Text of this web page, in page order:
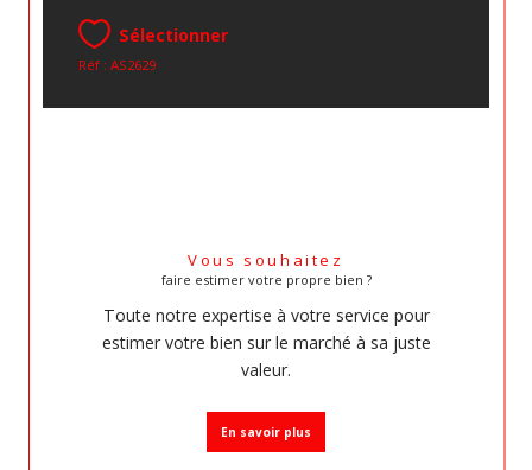
Sélectionner
Réf : AS2629
Vous souhaitez
faire estimer votre propre bien ?
Toute notre expertise à votre service pour
estimer votre bien sur le marché à sa juste
valeur.
En savoir plus